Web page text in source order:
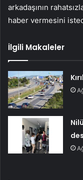
arkadaşının
haber vermesini
İlgili Makaleler